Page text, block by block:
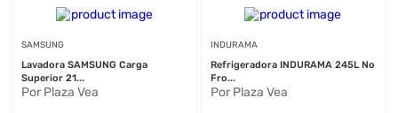
SAMSUNG
Lavadora SAMSUNG Carga
Superior 21...
Por Plaza Vea
INDURAMA
Refrigeradora INDURAMA 245L No
Fro...
Por Plaza Vea